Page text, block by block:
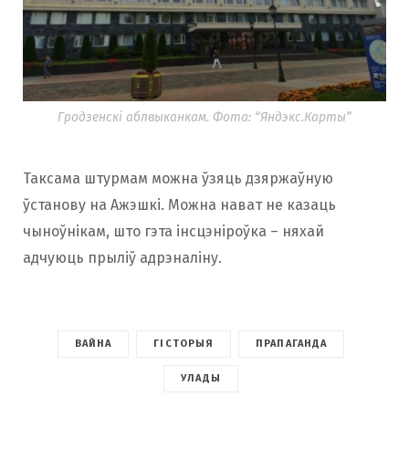
Гродзенскі аблвыканкам. Фота: “Яндэкс.Карты”
Таксама штурмам можна ўзяць дзяржаўную
ўстанову на Ажэшкі. Можна нават не казаць
чыноўнікам, што гэта інсцэніроўка – няхай
адчуюць прыліў адрэналіну.
ВАЙНА ГІСТОРЫЯ ПРАПАГАНДА
УЛАДЫ